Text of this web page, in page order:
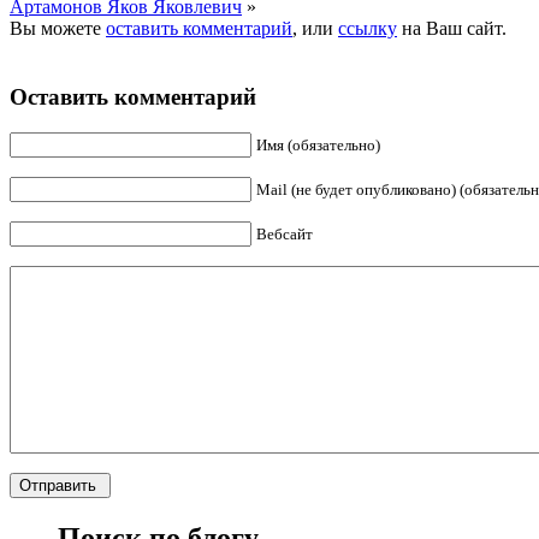
Артамонов Яков Яковлевич »
Вы можете оставить комментарий, или ссылку на Ваш сайт.
Оставить комментарий
Имя (обязательно)
Mail (не будет опубликовано)
Вебсайт